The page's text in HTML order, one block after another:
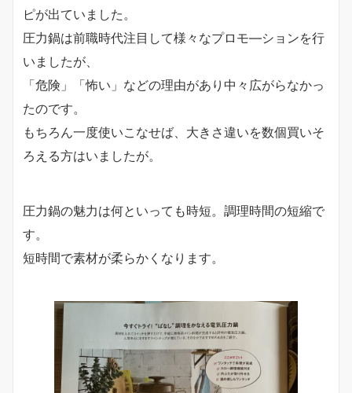
ピが出ていました。
圧力鍋は前職時代注目して様々なプロモ―ションを行
いましたが、
「危険」「怖い」などの理由があり中々広がらなかっ
たのです。
もちろん一度使いこなせば、大きさ違いを数個買いそ
ろえる方はいましたが。
圧力鍋の魅力は何といっても時短。調理時間の短縮で
す。
短時間で素材が柔らかくなります。